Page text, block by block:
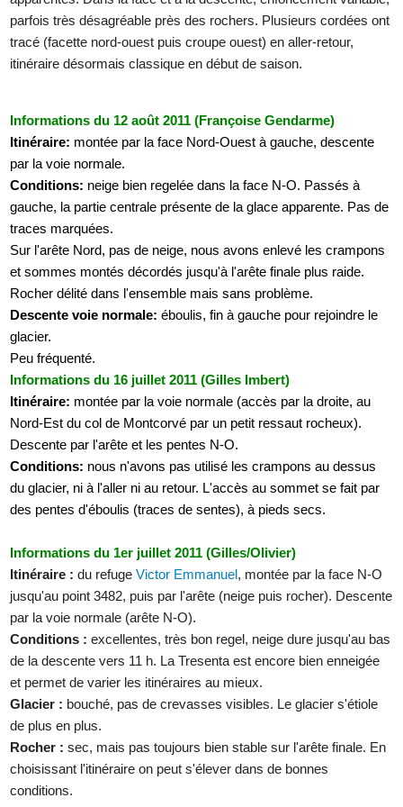
parfois très désagréable près des rochers. Plusieurs cordées ont
tracé (facette nord-ouest puis croupe ouest) en aller-retour,
itinéraire désormais classique en début de saison.
Informations du 12 août 2011 (Françoise Gendarme)
Itinéraire: montée par la face Nord-Ouest à gauche, descente
par la voie normale.
Conditions: neige bien regelée dans la face N-O. Passés à
gauche, la partie centrale présente de la glace apparente. Pas de
traces marquées.
Sur l'arête Nord, pas de neige, nous avons enlevé les crampons
et sommes montés décordés jusqu'à l'arête finale plus raide.
Rocher délité dans l'ensemble mais sans problème.
Descente voie normale: éboulis, fin à gauche pour rejoindre le
glacier.
Peu fréquenté.
Informations du 16 juillet 2011 (Gilles Imbert)
Itinéraire: montée par la voie normale (accès par la droite, au
Nord-Est du col de Montcorvé par un petit ressaut rocheux).
Descente par l'arête et les pentes N-O.
Conditions: nous n'avons pas utilisé les crampons au dessus
du glacier, ni à l'aller ni au retour. L'accès au sommet se fait par
des pentes d'éboulis (traces de sentes), à pieds secs.
Informations du 1er juillet 2011 (Gilles/Olivier)
Itinéraire : du refuge Victor Emmanuel, montée par la face N-O
jusqu'au point 3482, puis par l'arête (neige puis rocher). Descente
par la voie normale (arête N-O).
Conditions : excellentes, très bon regel, neige dure jusqu'au bas
de la descente vers 11 h. La Tresenta est encore bien enneigée
et permet de varier les itinéraires au mieux.
Glacier : bouché, pas de crevasses visibles. Le glacier s'étiole
de plus en plus.
Rocher : sec, mais pas toujours bien stable sur l'arête finale. En
choisissant l'itinéraire on peut s'élever dans de bonnes
conditions.